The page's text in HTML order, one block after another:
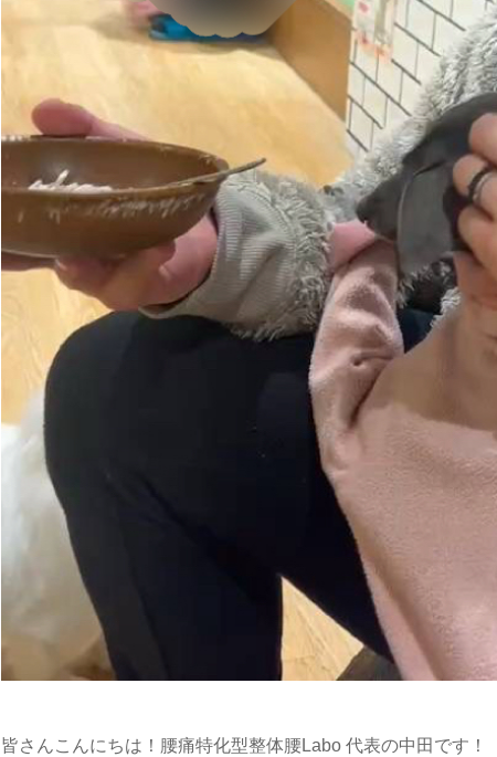
皆さんこんにちは！腰痛特化型整体腰Labo 代表の中田で